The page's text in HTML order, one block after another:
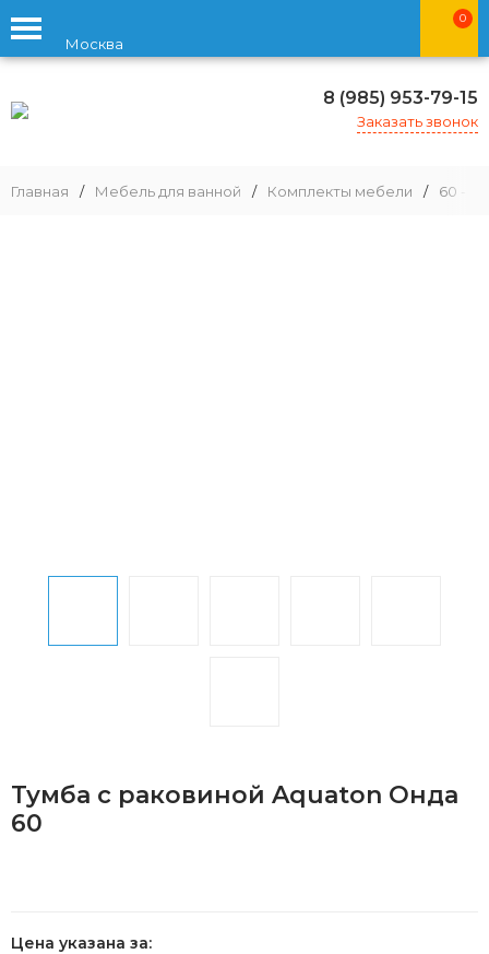
Москва
0
8 (985) 953-79-15
Заказать звонок
Главная / Мебель для ванной / Комплекты мебели / 60 -
Тумба с раковиной Aquaton Онда
60
Цена указана за: